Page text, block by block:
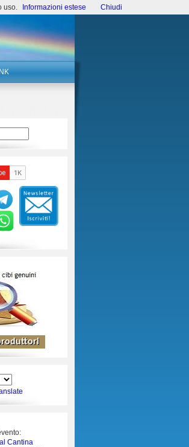
Cantina
uso. Informazioni estese Chiudi